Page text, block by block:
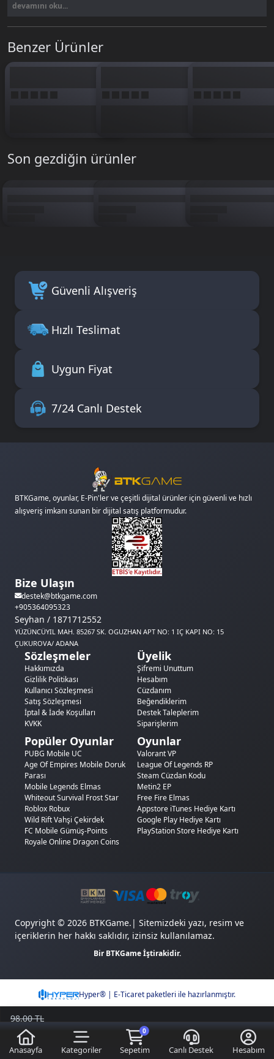
98.00 TL
67.58
Kazancımı Gör 30,42 TL
Sepete Ekle
başlarsın. Arena skinleri her maçta görünen kozmetik — yatırıma değer.
devamını oku...
Benzer Ürünler
Son gezdiğin ürünler
Anasayfa Kategoriler
0
Sepetim Canlı Destek Hesabım
Güvenli Alışveriş
Hızlı Teslimat
Uygun Fiyat
7/24 Canlı Destek
BTKGame, oyunlar, E-Pin'ler ve çeşitli dijital ürünler için güvenli ve hızlı
alışveriş imkanı sunan bir dijital satış platformudur.
Bize Ulaşın
destek@btkgame.com
+905364095323
Seyhan / 1871712552
YÜZÜNCÜYIL MAH. 85267 SK. OGUZHAN APT NO: 1 IÇ KAPI NO: 15
ÇUKUROVA/ ADANA
Sözleşmeler
Hakkımızda
Gizlilik Politikası
Kullanıcı Sözleşmesi
Satış Sözleşmesi
İptal & İade Koşulları
KVKK
Üyelik
Şifremi Unuttum
Hesabım
Cüzdanım
Beğendiklerim
Destek Taleplerim
Siparişlerim
Popüler Oyunlar
PUBG Mobile UC
Age Of Empires Mobile Doruk
Parası
Mobile Legends Elmas
Whiteout Survival Frost Star
Roblox Robux
Wild Rift Vahşi Çekirdek
FC Mobile Gümüş-Points
Royale Online Dragon Coins
Oyunlar
Valorant VP
League Of Legends RP
Steam Cüzdan Kodu
Metin2 EP
Free Fire Elmas
Appstore iTunes Hediye Kartı
Google Play Hediye Kartı
PlayStation Store Hediye Kartı
Copyright © 2026 BTKGame.| Sitemizdeki yazı, resim ve
içeriklerin her hakkı saklıdır, izinsiz kullanılamaz.
Bir BTKGame İştirakidir.
Hyper® | E-Ticaret paketleri ile hazırlanmıştır.